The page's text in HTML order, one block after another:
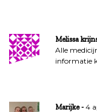
Melissa
Alle
informatie
Marijke
4